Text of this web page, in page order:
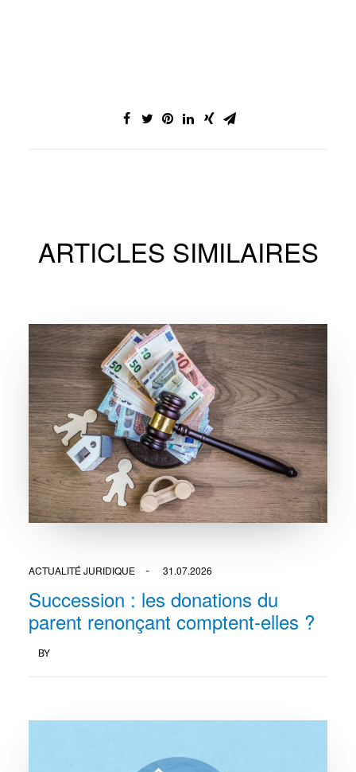
ARTICLES SIMILAIRES
ACTUALITÉ JURIDIQUE 31.07.2026
Succession : les donations du
parent renonçant comptent-elles ?
BY